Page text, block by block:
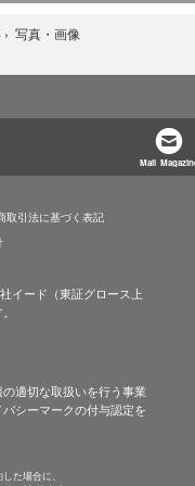
› 写真・画像
Mail
取引法に基づく表記
イード（東証グロース上
適切な取扱いを行う事業
シーマークの付与認定を
た場合に、